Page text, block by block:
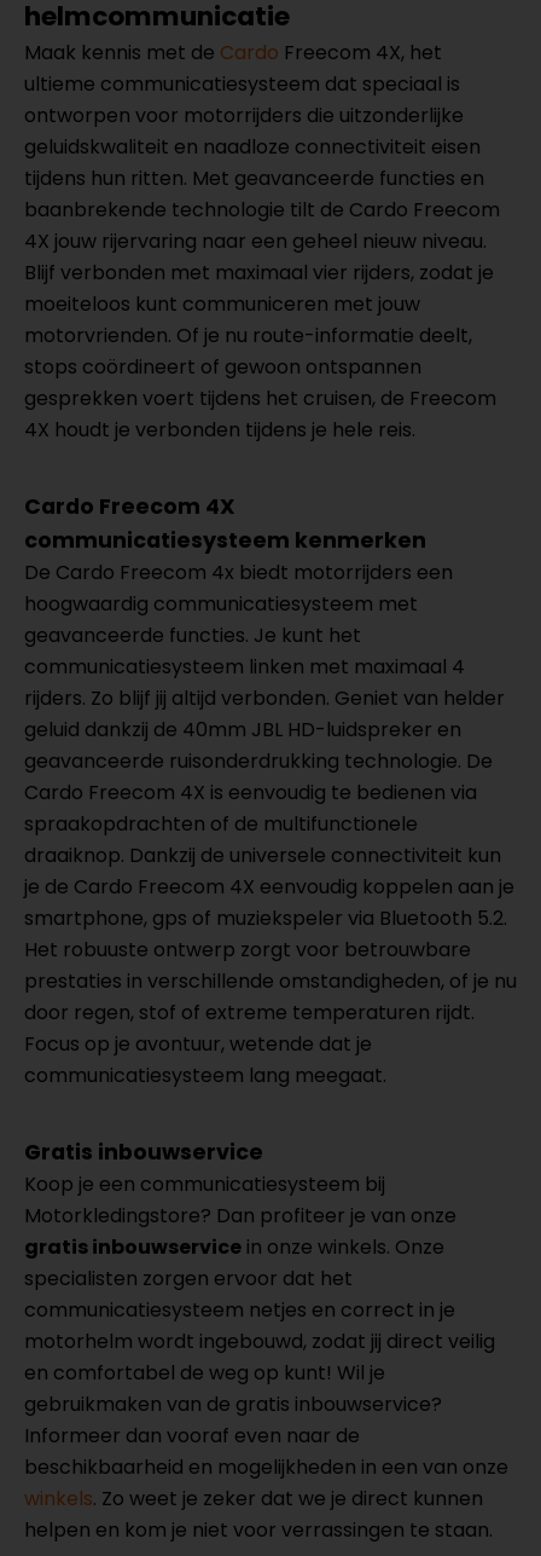
helmcommunicatie
Maak kennis met de Cardo Freecom 4X, het
ultieme communicatiesysteem dat speciaal is
ontworpen voor motorrijders die uitzonderlijke
geluidskwaliteit en naadloze connectiviteit eisen
tijdens hun ritten. Met geavanceerde functies en
baanbrekende technologie tilt de Cardo Freecom
4X jouw rijervaring naar een geheel nieuw niveau.
Blijf verbonden met maximaal vier rijders, zodat je
moeiteloos kunt communiceren met jouw
motorvrienden. Of je nu route-informatie deelt,
stops coördineert of gewoon ontspannen
gesprekken voert tijdens het cruisen, de Freecom
4X houdt je verbonden tijdens je hele reis.
Cardo Freecom 4X
communicatiesysteem kenmerken
De Cardo Freecom 4x biedt motorrijders een
hoogwaardig communicatiesysteem met
geavanceerde functies. Je kunt het
communicatiesysteem linken met maximaal 4
rijders. Zo blijf jij altijd verbonden. Geniet van helder
geluid dankzij de 40mm JBL HD-luidspreker en
geavanceerde ruisonderdrukking technologie. De
Cardo Freecom 4X is eenvoudig te bedienen via
spraakopdrachten of de multifunctionele
draaiknop. Dankzij de universele connectiviteit kun
je de Cardo Freecom 4X eenvoudig koppelen aan je
smartphone, gps of muziekspeler via Bluetooth 5.2.
Het robuuste ontwerp zorgt voor betrouwbare
prestaties in verschillende omstandigheden, of je nu
door regen, stof of extreme temperaturen rijdt.
Focus op je avontuur, wetende dat je
communicatiesysteem lang meegaat.
Gratis inbouwservice
Koop je een communicatiesysteem bij
Motorkledingstore? Dan profiteer je van onze
gratis inbouwservice in onze winkels. Onze
specialisten zorgen ervoor dat het
communicatiesysteem netjes en correct in je
motorhelm wordt ingebouwd, zodat jij direct veilig
en comfortabel de weg op kunt! Wil je
gebruikmaken van de gratis inbouwservice?
Informeer dan vooraf even naar de
beschikbaarheid en mogelijkheden in een van onze
winkels. Zo weet je zeker dat we je direct kunnen
helpen en kom je niet voor verrassingen te staan.